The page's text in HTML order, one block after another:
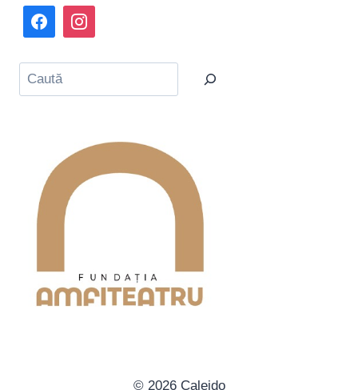
Caută
© 2026 Caleido